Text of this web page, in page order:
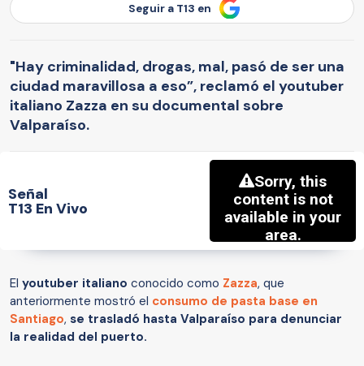
Seguir a T13 en
"Hay criminalidad, drogas, mal, pasó de ser una
ciudad maravillosa a eso”, reclamó el youtuber
italiano Zazza en su documental sobre
Valparaíso.
Señal
T13 En Vivo
El youtuber italiano conocido como Zazza, que
anteriormente mostró el consumo de pasta base en
Santiago, se trasladó hasta Valparaíso para denunciar
la realidad del puerto.